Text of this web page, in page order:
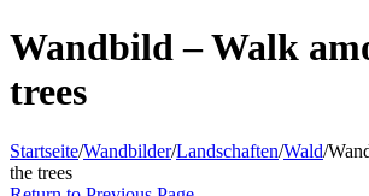
Wandbild – Walk
trees
Startseite/Wandbilder/Landschaften/Wald/
the trees